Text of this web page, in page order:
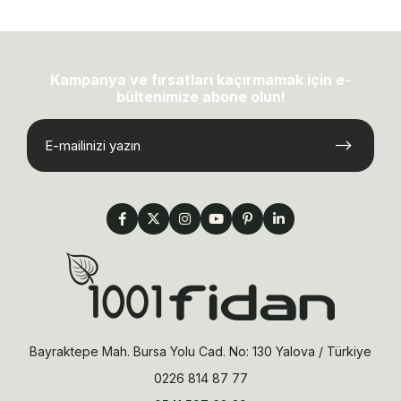
Kampanya ve fırsatları kaçırmamak için e-
bültenimize abone olun!
Bayraktepe Mah. Bursa Yolu Cad. No: 130 Yalova / Türkiye
0226 814 87 77